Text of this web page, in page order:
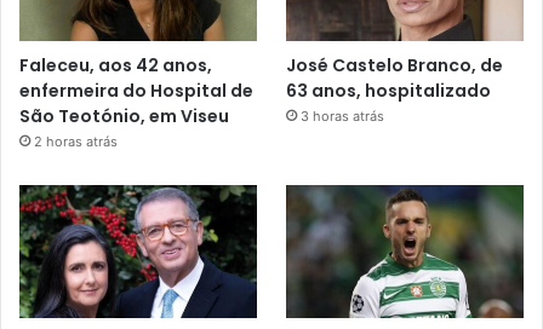
Faleceu, aos 42 anos,
enfermeira do Hospital de
São Teotónio, em Viseu
2 horas atrás
José Castelo Branco, de
63 anos, hospitalizado
3 horas atrás